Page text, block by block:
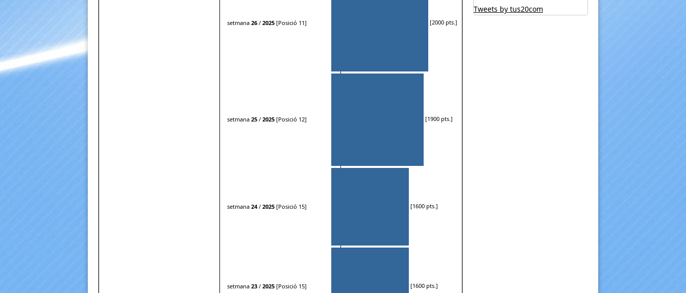
setmana 26/ 2025[Posició 11] [2000 pts.]
setmana 25/ 2025[Posició 12] [1900 pts.]
setmana 24/ 2025[Posició 15] [1600 pts.]
setmana 23/ 2025[Posició 15] [1600 pts.]
Tweets by tus20com